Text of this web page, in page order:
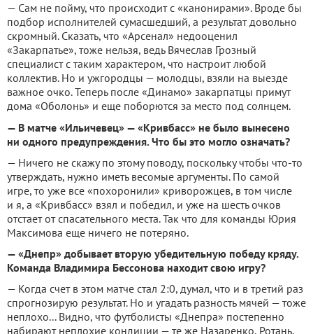
— Сам не пойму, что происходит с «канонира­ми». Вроде бы
подбор исполнителей сумасшед­ший, а результат довольно
скромный. Сказать, что «Арсенал» недооценил
«Закарпатье», тоже нельзя, ведь Вячеслав Грозный
специалист с таким характером, что настроит любой
коллек­тив. Но и ужгородцы — молодцы, взяли на выез­де
важное очко. Теперь после «Динамо» закарпатцы примут
дома «Оболонь» и еще поборются за место под солнцем.
— В матче «Ильичевец» — «Кривбасс» не было вынесено
ни одного предупреждения. Что бы это могло означать?
— Ничего не скажу по этому поводу, поскольку чтобы что-то
утверждать, нужно иметь весомые аргументы. По самой
игре, то уже все «похоронили» криворожцев, в том числе
и я, а «Кривбасс» взял и победил, и уже на шесть очков
отстает от спасательного места. Так что для команды Юрия
Максимова еще ничего не потеряно.
— «Днепр» добывает вторую убедительную победу кряду.
Команда Владимира Бессонова находит свою игру?
— Когда счет в этом матче стал 2:0, думал, что и в третий раз
спрогнозирую результат. Но и угадать разность мячей — тоже
неплохо... Видно, что футболисты «Днепра» постепенно
набирают неплохие кондиции — те же Назаренко, Ротань,